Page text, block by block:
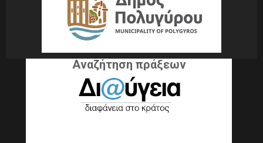
Αναζήτηση πράξεων